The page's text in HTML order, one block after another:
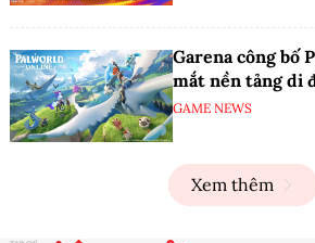
Garena công bố
mắt nền tảng di
GAME NEWS
Xem thêm